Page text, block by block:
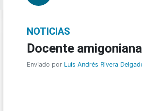
NOTICIAS
Docente
Enviado por Luis Andrés Rivera